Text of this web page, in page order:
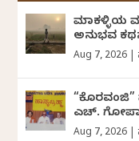
ಮಾಕಳ್ಳಿಯ
ಅನುಭವ
Aug 7, 2026
ಎಚ್.
Aug 7, 2026